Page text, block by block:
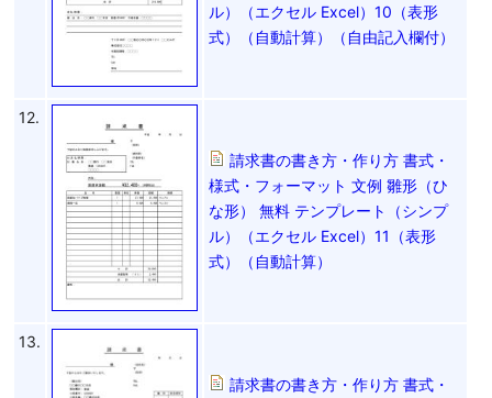
ル）（エクセル Excel）10（表形
式）（自動計算）（自由記入欄付）
12.
請求書の書き方・作り方 書式・
様式・フォーマット 文例 雛形（ひ
な形） 無料 テンプレート（シンプ
ル）（エクセル Excel）11（表形
式）（自動計算）
13.
請求書の書き方・作り方 書式・